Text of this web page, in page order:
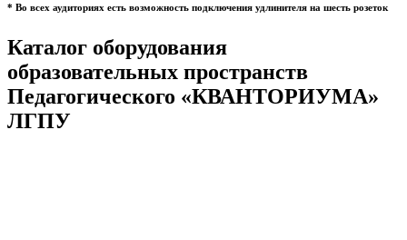
* Во всех аудиториях есть возможность подключения удлинителя на шесть розеток
Каталог оборудования
образовательных пространств
Педагогического «КВАНТОРИУМА»
ЛГПУ